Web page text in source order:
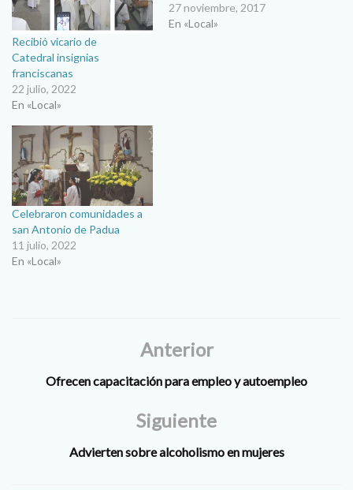
Recibió vicario de
Catedral insignias
franciscanas
22 julio, 2022
En «Local»
27 noviembre, 2017
En «Local»
Celebraron comunidades a
san Antonio de Padua
11 julio, 2022
En «Local»
Anterior
Ofrecen capacitación para empleo y autoempleo
Siguiente
Advierten sobre alcoholismo en mujeres